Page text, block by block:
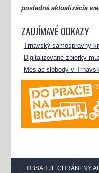
posledná aktualizácia
ZAUJÍMAVÉ ODKAZY
Trnavský samosprávny
Digitalizované zbierky
Mesiac slobody v
OBSAH JE CHRÁNENÝ